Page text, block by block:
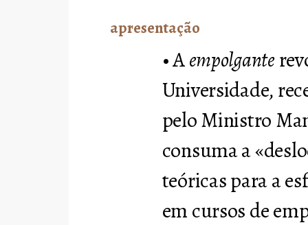
apresentação
• Aempolgante
Universidade,
pelo Ministro
consuma a
teóricas para a
em cursos de